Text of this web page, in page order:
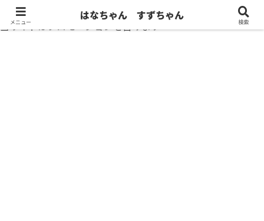
当サイトはプロモーションを含みます
メニュー
はなちゃん すずちゃん
検索